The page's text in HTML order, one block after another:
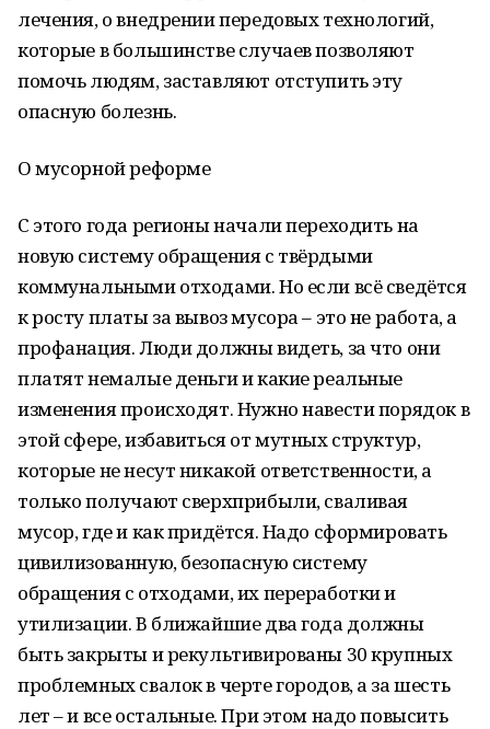
лечения, о внедрении передовых технологий,
которые в большинстве случаев позволяют
помочь людям, заставляют отступить эту
опасную болезнь.
О мусорной реформе
С этого года регионы начали переходить на
новую систему обращения с твёрдыми
коммунальными отходами. Но если всё сведётся
к росту платы за вывоз мусора – это не работа, а
профанация. Люди должны видеть, за что они
платят немалые деньги и какие реальные
изменения происходят. Нужно навести порядок в
этой сфере, избавиться от мутных структур,
которые не несут никакой ответственности, а
только получают сверхприбыли, сваливая
мусор, где и как придётся. Надо сформировать
цивилизованную, безопасную систему
обращения с отходами, их переработки и
утилизации. В ближайшие два года должны
быть закрыты и рекультивированы 30 крупных
проблемных свалок в черте городов, а за шесть
лет – и все остальные. При этом надо повысить